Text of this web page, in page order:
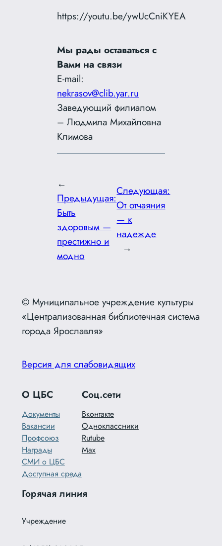
https://youtu.be/ywUcCniKYEA
Мы рады оставаться с
Вами на связи
E-mail:
nekrasov@clib.yar.ru
Заведующий филиалом
– Людмила Михайловна
Климова
←
Предыдущая:
Быть
здоровым —
престижно и
модно
Следующая:
От отчаяния
— к
надежде
→
© Муниципальное учреждение культуры
«Централизованная библиотечная система
города Ярославля»
Версия для слабовидящих
О ЦБС
Документы
Вакансии
Профсоюз
Награды
СМИ о ЦБС
Доступная среда
Соц.сети
Вконтакте
Одноклассники
Rutube
Max
Горячая линия
Учреждение